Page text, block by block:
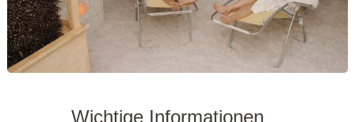
Wichtige Informationen